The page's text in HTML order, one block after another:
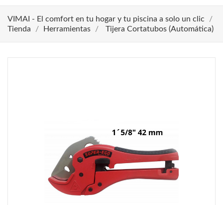
VIMAI - El comfort en tu hogar y tu piscina a solo un clic
Tienda
Herramientas Tijera Cortatubos (Automática)